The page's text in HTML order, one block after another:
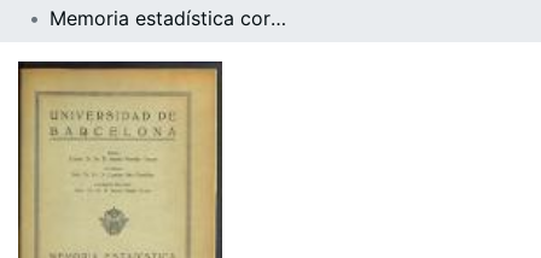
Memoria estadística correspondiente al curso de 1924 a 1925 y anuario para el de 1925 a 1926